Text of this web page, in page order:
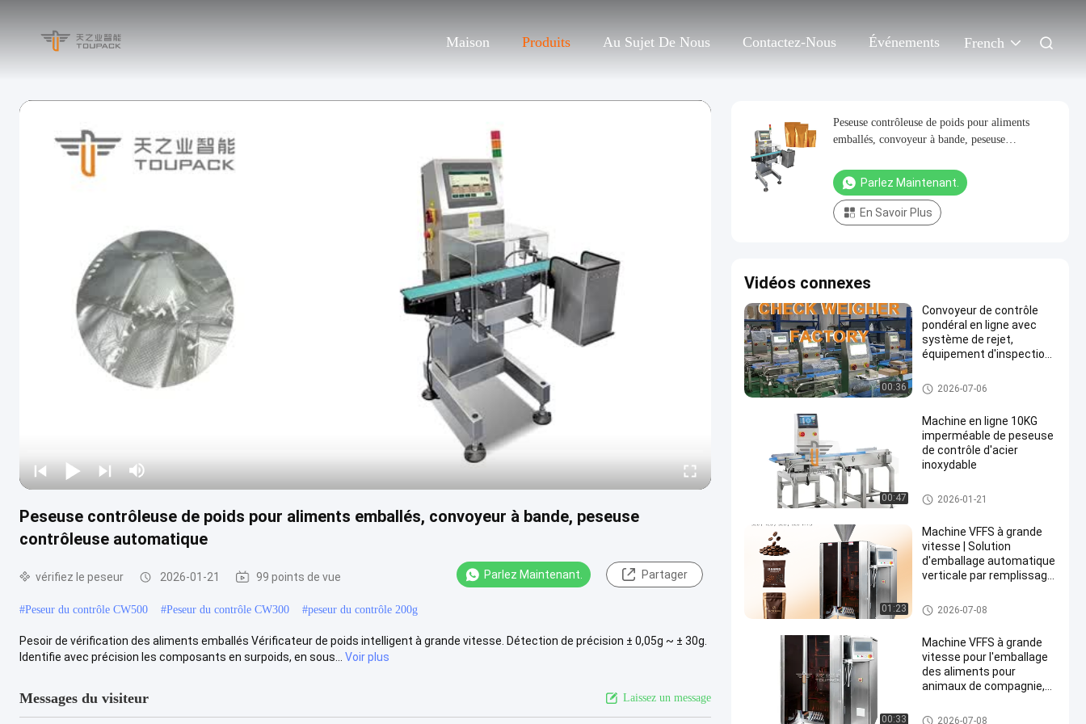
Maison Produits Au Sujet De Nous Contactez-Nous Événements French
Peseuse contrôleuse de poids pour aliments emballés, convoyeur à bande, peseuse
contrôleuse automatique
vérifiez le peseur 2026-01-21 99 points de vue Parlez Maintenant. Partager
#Peseur du contrôle CW500 #Peseur du contrôle CW300 #peseur du contrôle 200g
Pesoir de vérification des aliments emballés Vérificateur de poids intelligent à grande vitesse. Détection de précision ± 0,05g ~ ± 30g.
Identifie avec précision les composants en surpoids, en sous...
Voir plus
Messages du visiteur Laissez un message
Peseuse contrôleuse de poids pour aliments
emballés, convoyeur à bande, peseuse
Parlez Maintenant.
En Savoir Plus
Vidéos connexes
00:36
Convoyeur de contrôle
pondéral en ligne avec
système de rejet,
équipement d'inspection
d'emballage
vérifiez le peseur
2026-07-06
00:47
Machine en ligne 10KG
imperméable de peseuse
de contrôle d'acier
inoxydable
vérifiez le peseur
2026-01-21
01:23
Machine VFFS à grande
vitesse | Solution
d'emballage automatique
verticale par remplissage
et aliments pour animaux
de compagnie
Machine de conditionnement f
açonnage/remplissage/soudu
2026-07-08
00:33
Machine VFFS à grande
vitesse pour l'emballage
des aliments pour
animaux de compagnie,
avec 80 à 200 sacs/min
Machine de conditionnement f
2026-07-08